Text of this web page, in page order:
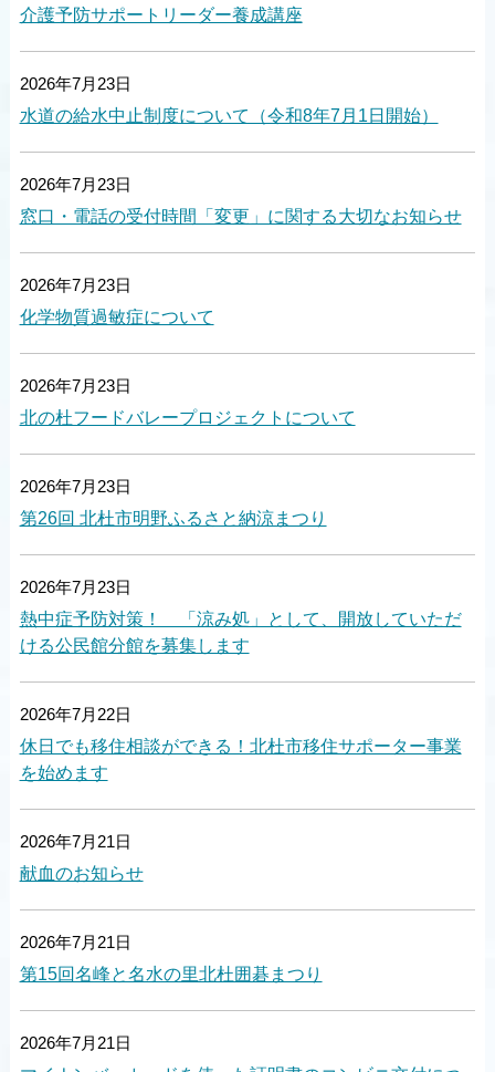
介護予防サポートリーダー養成講座
2026年7月23日
水道の給水中止制度について（令和8年7月1日開始）
2026年7月23日
窓口・電話の受付時間「変更」に関する大切なお知らせ
2026年7月23日
化学物質過敏症について
2026年7月23日
北の杜フードバレープロジェクトについて
2026年7月23日
第26回 北杜市明野ふるさと納涼まつり
2026年7月23日
熱中症予防対策！ 「涼み処」として、開放していただ
ける公民館分館を募集します
2026年7月22日
休日でも移住相談ができる！北杜市移住サポーター事業
を始めます
2026年7月21日
献血のお知らせ
2026年7月21日
第15回名峰と名水の里北杜囲碁まつり
2026年7月21日